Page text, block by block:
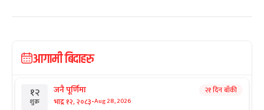
आगामी बिदाहरु
१२
शुक्र
जनै पूर्णिमा
भाद्र १२, २०८३-Aug 28, 2026
२१ दिन बाँकी